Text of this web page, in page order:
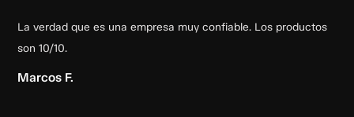
La verdad que es una empresa muy confiable. Los productos
son 10/10.
Marcos F.